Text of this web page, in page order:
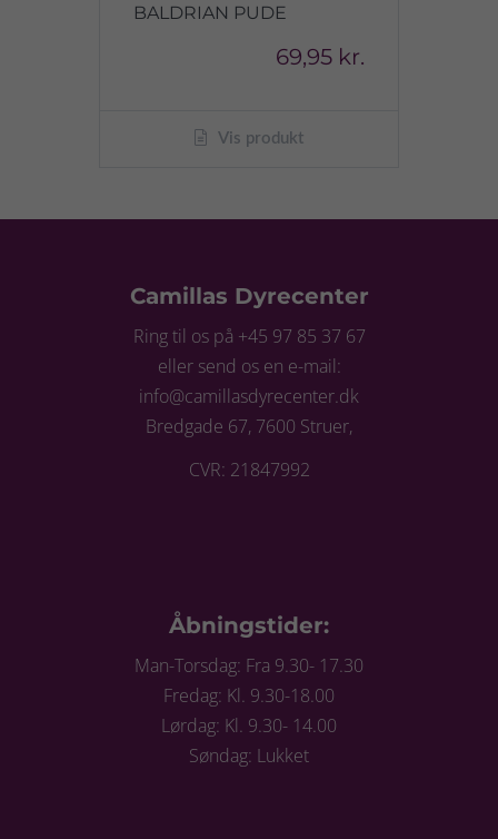
BALDRIAN PUDE
69,95 kr.
Vis produkt
Camillas Dyrecenter
Ring til os på +45 97 85 37 67
eller send os en e-mail:
info@camillasdyrecenter.dk
Bredgade 67, 7600 Struer,
CVR: 21847992
Åbningstider:
Man-Torsdag: Fra 9.30- 17.30
Fredag: Kl. 9.30-18.00
Lørdag: Kl. 9.30- 14.00
Søndag: Lukket